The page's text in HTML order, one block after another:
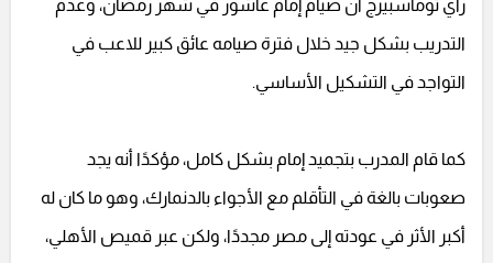
رأي توماسبيرج أن صيام إمام عاشور في شهر رمضان، وعدم
التدريب بشكل جيد خلال فترة صيامه عائق كبير للاعب في
التواجد في التشكيل الأساسي.
كما قام المدرب بتجميد إمام بشكل كامل، مؤكدًا أنه يجد
صعوبات بالغة في التأقلم مع الأجواء بالدنمارك، وهو ما كان له
أكبر الأثر في عودته إلى مصر مجددًا، ولكن عبر قميص الأهلي،